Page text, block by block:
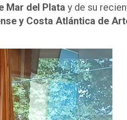
Mar del Plata y de su
y Costa Atlántica de